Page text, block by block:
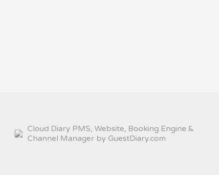
Cloud Diary PMS, Website, Booking Engine &
Channel Manager by GuestDiary.com